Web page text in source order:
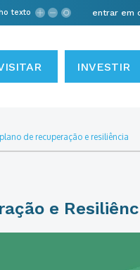
texto entrar em
INVESTIR
de recuperação e resiliência
e